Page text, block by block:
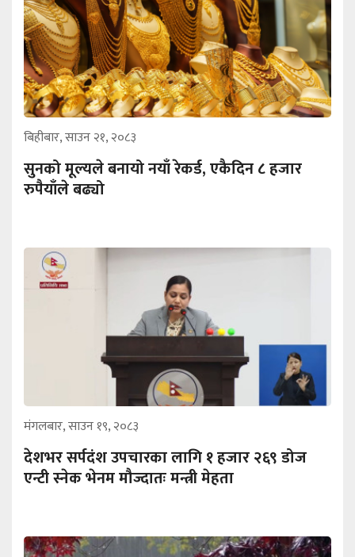
बिहीबार, साउन २१, २०८३
सुनको मूल्यले बनायो नयाँ रेकर्ड, एकैदिन ८ हजार
रुपैयाँले बढ्यो
मंगलबार, साउन १९, २०८३
देशभर सर्पदंश उपचारका लागि १ हजार २६९ डोज
एन्टी स्नेक भेनम मौज्दातः मन्त्री मेहता